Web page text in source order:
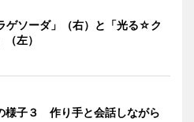
ゲソーダ」（右）と「光る☆ク
左）
様子３ 作り手と会話しながら